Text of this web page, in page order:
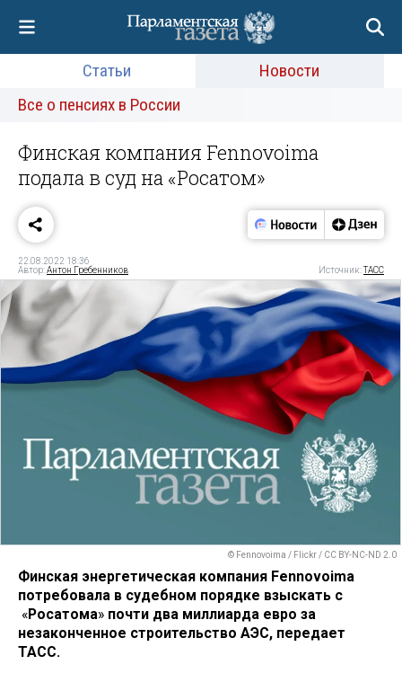
Статьи
Новости
Все о пенсиях в России
Финская компания Fennovoima
подала в суд на «Росатом»
22.08.2022 18:36
Автор:Антон Гребенников Источник:ТАСС
© Fennovoima / Flickr / CC BY-NC-ND 2.0
Финская энергетическая компания Fennovoima
потребовала в судебном порядке взыскать с
«Росатома» почти два миллиарда евро за
незаконченное строительство АЭС, передает
ТАСС.